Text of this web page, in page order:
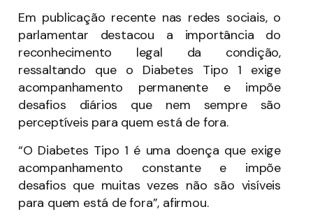
Em publicação recente nas redes sociais, o
parlamentar destacou a importância do
reconhecimento legal da condição,
ressaltando que o Diabetes Tipo 1 exige
acompanhamento permanente e impõe
desafios diários que nem sempre são
perceptíveis para quem está de fora.
“O Diabetes Tipo 1 é uma doença que exige
acompanhamento constante e impõe
desafios que muitas vezes não são visíveis
para quem está de fora”, afirmou.